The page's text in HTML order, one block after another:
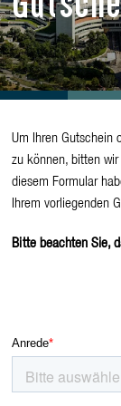
Um Ihren Gutschein
zu können, bitten
diesem Formular
Ihrem vorliegenden
Bitte beachten Sie,